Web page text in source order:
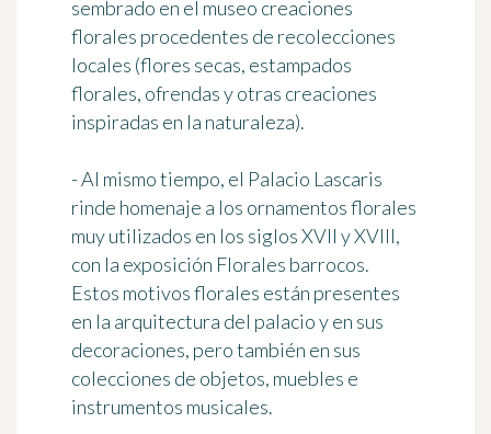
sembrado en el museo creaciones
florales procedentes de recolecciones
locales (flores secas, estampados
florales, ofrendas y otras creaciones
inspiradas en la naturaleza).
- Al mismo tiempo, el Palacio Lascaris
rinde homenaje a los ornamentos florales
muy utilizados en los siglos XVII y XVIII,
con la exposición Florales barrocos.
Estos motivos florales están presentes
en la arquitectura del palacio y en sus
decoraciones, pero también en sus
colecciones de objetos, muebles e
instrumentos musicales.